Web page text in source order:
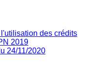
des crédits
2019
24/11/2020